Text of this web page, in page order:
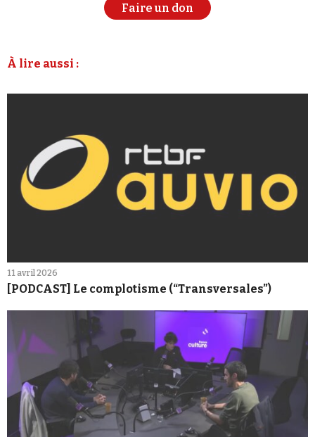
Faire un don
À lire aussi :
11 avril 2026
[PODCAST] Le complotisme (“Transversales”)